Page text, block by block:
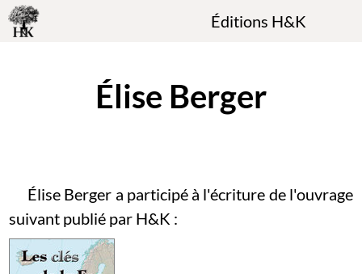
Éditions H&K
Élise Berger
Élise Berger a participé à l'écriture de l'ouvrage
suivant publié par H&K :